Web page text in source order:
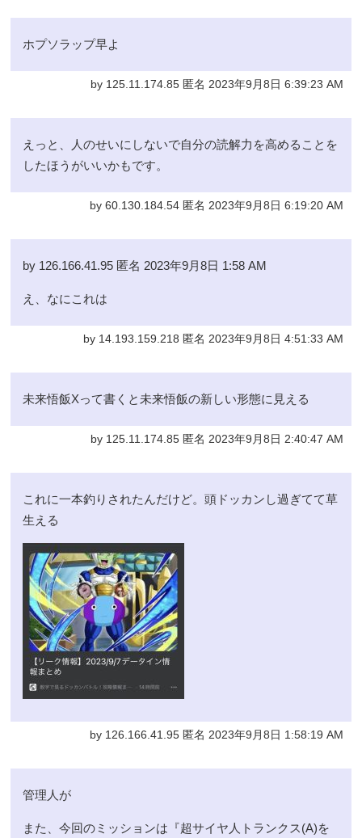
ホプソラップ早よ
by 125.11.174.85 匿名 2023年9月8日 6:39:23 AM
えっと、人のせいにしないで自分の読解力を高めることを
したほうがいいかもです。
by 60.130.184.54 匿名 2023年9月8日 6:19:20 AM
by 126.166.41.95 匿名 2023年9月8日 1:58 AM
え、なにこれは
by 14.193.159.218 匿名 2023年9月8日 4:51:33 AM
未来悟飯Xって書くと未来悟飯の新しい形態に見える
by 125.11.174.85 匿名 2023年9月8日 2:40:47 AM
これに一本釣りされたんだけど。頭ドッカンし過ぎてて草
生える
by 126.166.41.95 匿名 2023年9月8日 1:58:19 AM
管理人が
また、今回のミッションは『超サイヤ人トランクス(A)を